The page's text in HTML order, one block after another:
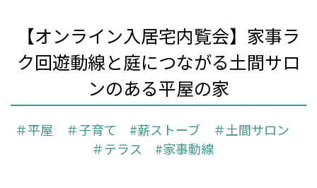
【オンライン入居宅内覧会】家事ラ
ク回遊動線と庭につながる土間サロ
ンのある平屋の家
＃平屋 ＃子育て #薪ストーブ ＃土間サロン
＃テラス #家事動線